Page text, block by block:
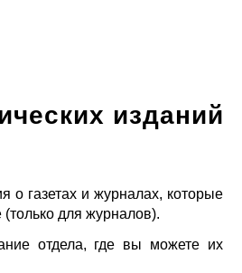
изданий
о газетах и журналах, которые
для журналов).
отдела, где вы можете их